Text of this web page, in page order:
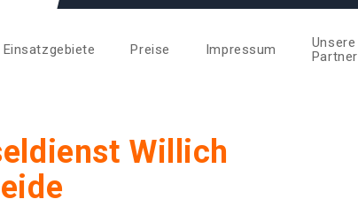
Einsatzgebiete Preise Impressum
Unsere
Partner
Willich